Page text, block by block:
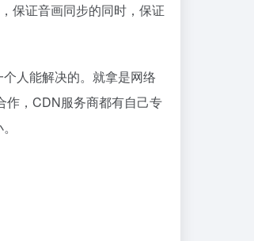
保证音画同步的同时，保证
人能解决的。就拿是网络
作，CDN服务商都有自己专